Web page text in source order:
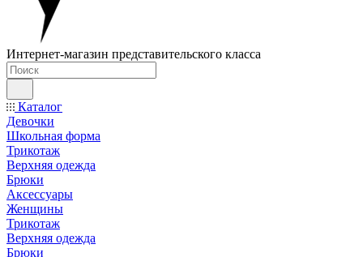
Интернет-магазин представительского класса
Каталог
Девочки
Школьная форма
Трикотаж
Верхняя одежда
Брюки
Аксессуары
Женщины
Трикотаж
Верхняя одежда
Брюки